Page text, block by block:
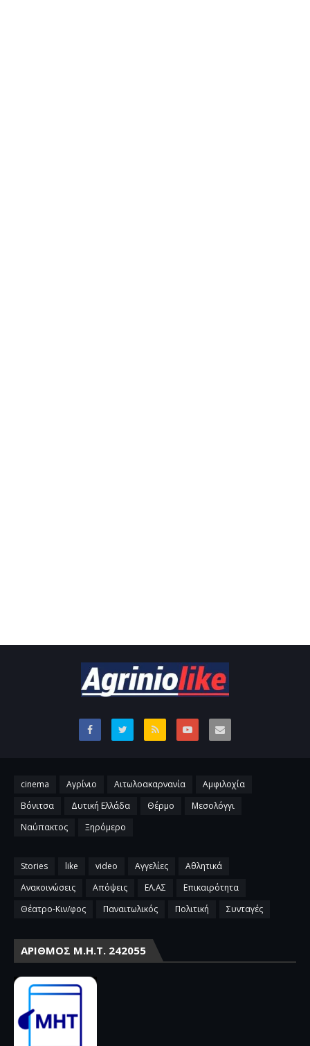
cinema Αγρίνιο Αιτωλοακαρνανία
Αμφιλοχία
Βόνιτσα
Δυτική Ελλάδα Θέρμο
Μεσολόγγι
Ναύπακτος
Ξηρόμερο
Stories like video Αγγελίες
Αθλητικά
Ανακοινώσεις
Απόψεις ΕΛ.ΑΣ
Επικαιρότητα
Θέατρο-Κιν/φος
Παναιτωλικός Πολιτική Συνταγές
ΑΡΙΘΜΌΣ Μ.Η.Τ. 242055